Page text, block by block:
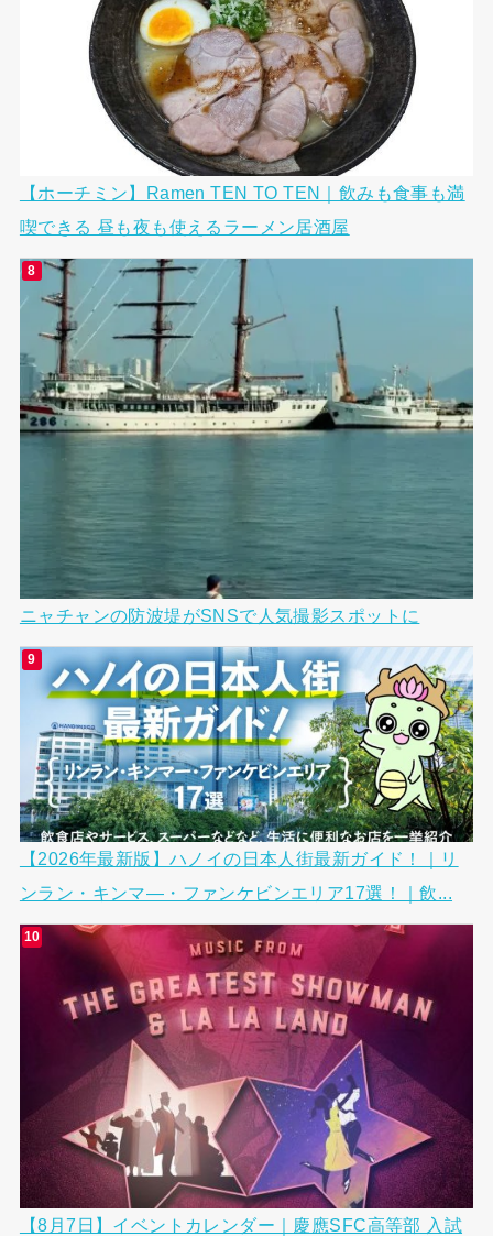
【ホーチミン】Ramen TEN TO TEN｜飲みも食事も満
喫できる 昼も夜も使えるラーメン居酒屋
ニャチャンの防波堤がSNSで人気撮影スポットに
【2026年最新版】ハノイの日本人街最新ガイド！｜リ
ンラン・キンマ―・ファンケビンエリア17選！｜飲...
【8月7日】イベントカレンダー｜慶應SFC高等部 入試